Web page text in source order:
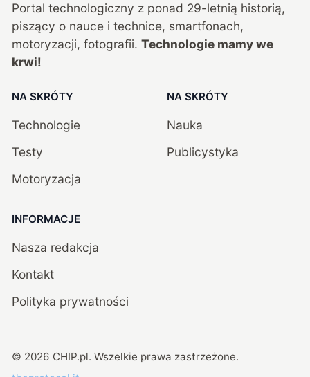
Portal technologiczny z ponad 29-letnią historią,
piszący o nauce i technice, smartfonach,
motoryzacji, fotografii. Technologie mamy we
krwi!
NA SKRÓTY
Technologie
Testy
Motoryzacja
NA SKRÓTY
Nauka
Publicystyka
INFORMACJE
Nasza redakcja
Kontakt
Polityka prywatności
© 2026 CHIP.pl. Wszelkie prawa zastrzeżone.